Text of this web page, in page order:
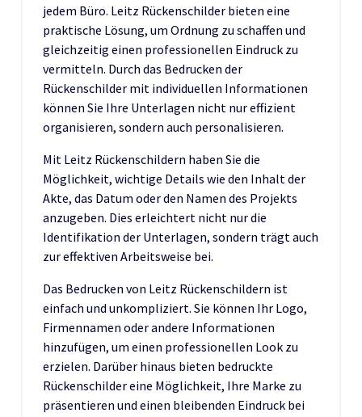
jedem Büro. Leitz Rückenschilder bieten eine
praktische Lösung, um Ordnung zu schaffen und
gleichzeitig einen professionellen Eindruck zu
vermitteln. Durch das Bedrucken der
Rückenschilder mit individuellen Informationen
können Sie Ihre Unterlagen nicht nur effizient
organisieren, sondern auch personalisieren.
Mit Leitz Rückenschildern haben Sie die
Möglichkeit, wichtige Details wie den Inhalt der
Akte, das Datum oder den Namen des Projekts
anzugeben. Dies erleichtert nicht nur die
Identifikation der Unterlagen, sondern trägt auch
zur effektiven Arbeitsweise bei.
Das Bedrucken von Leitz Rückenschildern ist
einfach und unkompliziert. Sie können Ihr Logo,
Firmennamen oder andere Informationen
hinzufügen, um einen professionellen Look zu
erzielen. Darüber hinaus bieten bedruckte
Rückenschilder eine Möglichkeit, Ihre Marke zu
präsentieren und einen bleibenden Eindruck bei